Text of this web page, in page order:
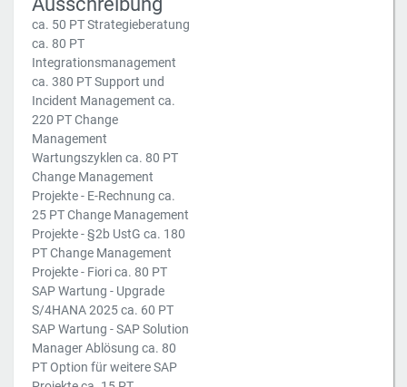
ca. 50 PT Strategieberatung
ca. 80 PT
Integrationsmanagement
ca. 380 PT Support und
Incident Management ca.
220 PT Change
Management
Wartungszyklen ca. 80 PT
Change Management
Projekte - E-Rechnung ca.
25 PT Change Management
Projekte - §2b UstG ca. 180
PT Change Management
Projekte - Fiori ca. 80 PT
SAP Wartung - Upgrade
S/4HANA 2025 ca. 60 PT
SAP Wartung - SAP Solution
Manager Ablösung ca. 80
PT Option für weitere SAP